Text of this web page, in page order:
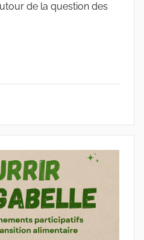
de la question des